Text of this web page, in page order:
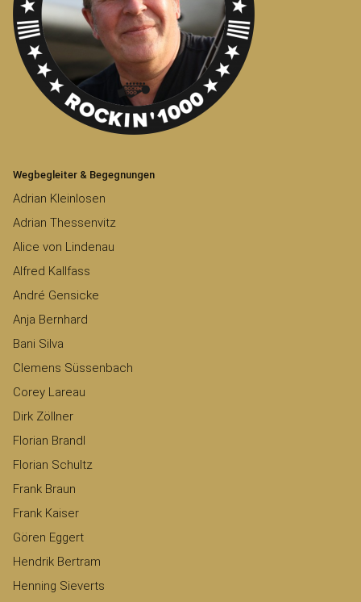
Wegbegleiter & Begegnungen
Adrian Kleinlosen
Adrian Thessenvitz
Alice von Lindenau
Alfred Kallfass
André Gensicke
Anja Bernhard
Bani Silva
Clemens Süssenbach
Corey Lareau
Dirk Zöllner
Florian Brandl
Florian Schultz
Frank Braun
Frank Kaiser
Gören Eggert
Hendrik Bertram
Henning Sieverts